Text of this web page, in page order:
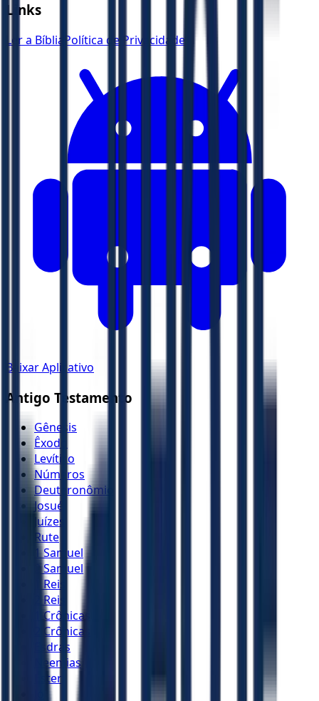
Links
Ler a Bíblia Política de Privacidade
Baixar Aplicativo
Antigo Testamento
Gênesis
Êxodo
Levítico
Números
Deuteronômio
Josué
Juízes
Rute
1 Samuel
2 Samuel
1 Reis
2 Reis
1 Crônicas
2 Crônicas
Esdras
Neemias
Ester